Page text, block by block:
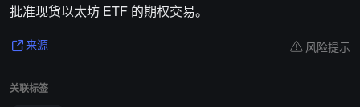
批准现货以太坊 ETF 的期权交易。
来源 风险提示
关联标签